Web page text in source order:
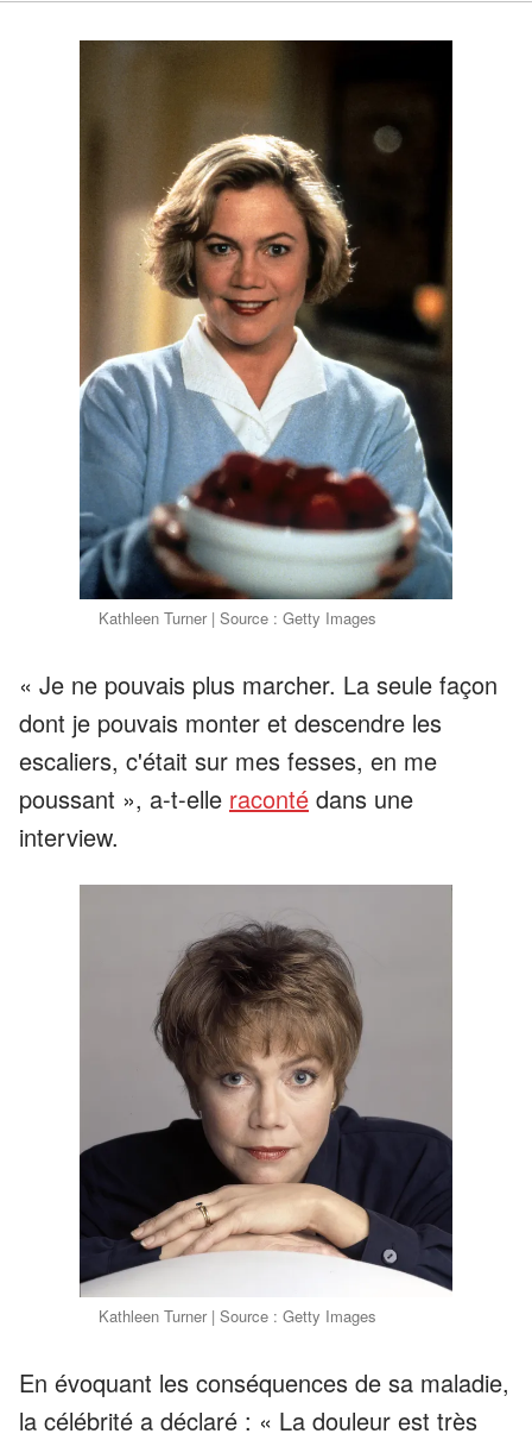
Kathleen Turner | Source : Getty Images
« Je ne pouvais plus marcher. La seule façon
dont je pouvais monter et descendre les
escaliers, c'était sur mes fesses, en me
poussant », a-t-elle raconté dans une
interview.
Kathleen Turner | Source : Getty Images
En évoquant les conséquences de sa maladie,
la célébrité a déclaré : « La douleur est très